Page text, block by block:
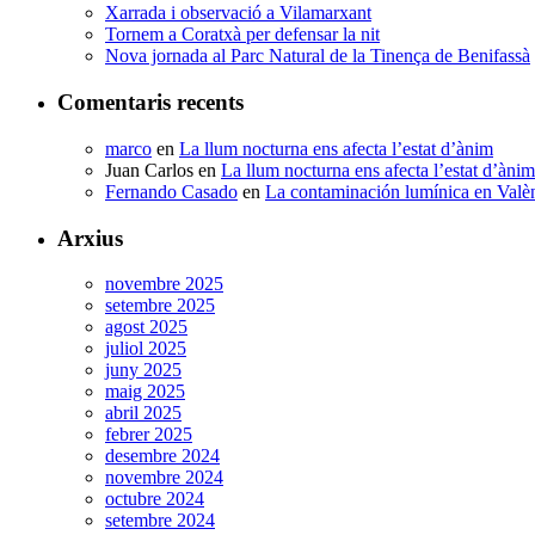
Xarrada i observació a Vilamarxant
Tornem a Coratxà per defensar la nit
Nova jornada al Parc Natural de la Tinença de Benifassà
Comentaris recents
marco en La llum nocturna ens afecta l’estat d’ànim
Juan Carlos en La llum nocturna ens afecta l’estat d’ànim
Fernando Casado en La contaminación lumínica en
Arxius
novembre 2025
setembre 2025
agost 2025
juliol 2025
juny 2025
maig 2025
abril 2025
febrer 2025
desembre 2024
novembre 2024
octubre 2024
setembre 2024